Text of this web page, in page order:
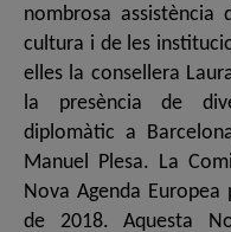
nombrosa
cultura i de les
elles la consellera
la presència de
diplomàtic a
Manuel Plesa. La
Nova Agenda
de 2018. Aquesta